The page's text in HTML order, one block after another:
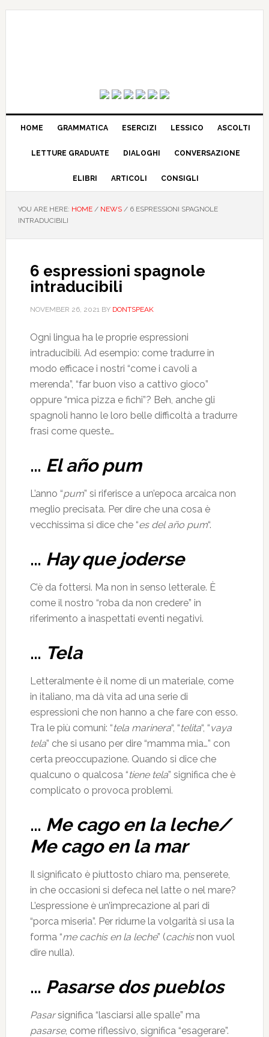
HOME GRAMMATICA ESERCIZI LESSICO ASCOLTI
LETTURE GRADUATE DIALOGHI CONVERSAZIONE
ELIBRI ARTICOLI CONSIGLI
YOU ARE HERE: HOME / NEWS /6 ESPRESSIONI SPAGNOLE
INTRADUCIBILI
6 espressioni spagnole
intraducibili
NOVEMBER 26, 2021BY DONTSPEAK
Ogni lingua ha le proprie espressioni
intraducibili. Ad esempio: come tradurre in
modo efficace i nostri “come i cavoli a
merenda”, “far buon viso a cattivo gioco”
oppure “mica pizza e fichi”? Beh, anche gli
spagnoli hanno le loro belle difficoltà a tradurre
frasi come queste…
… El año pum
L’anno “pum” si riferisce a un’epoca arcaica non
meglio precisata. Per dire che una cosa è
vecchissima si dice che “es del año pum“.
… Hay que joderse
C’è da fottersi. Ma non in senso letterale. È
come il nostro “roba da non credere” in
riferimento a inaspettati eventi negativi.
… Tela
Letteralmente è il nome di un materiale, come
in italiano, ma dà vita ad una serie di
espressioni che non hanno a che fare con esso.
Tra le più comuni: “tela marinera“, “telita“, “vaya
tela” che si usano per dire “mamma mia…” con
certa preoccupazione. Quando si dice che
qualcuno o qualcosa “tiene tela” significa che è
complicato o provoca problemi.
… Me cago en la leche/
Me cago en la mar
Il significato è piuttosto chiaro ma, penserete,
in che occasioni si defeca nel latte o nel mare?
L’espressione è un’imprecazione al pari di
“porca miseria”. Per ridurne la volgarità si usa la
forma “me cachis en la leche” (cachisnon vuol
dire nulla).
… Pasarse dos pueblos
Pasarsignifica “lasciarsi alle spalle” ma
pasarse, come riflessivo, significa “esagerare”.